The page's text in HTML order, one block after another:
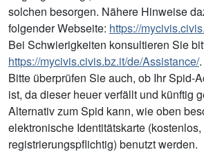
solchen besorgen. Nähere Hinweise
folgender Webseite: https://
Bei Schwierigkeiten konsultieren Sie
https://mycivis.civis.bz.it/de/Assistance/.
Bitte überprüfen Sie auch, ob Ihr Spid-
ist, da dieser heuer verfällt und künftig
Alternativ zum Spid kann, wie oben
elektronische Identitätskarte
registrierungspflichtig) benutzt werden.